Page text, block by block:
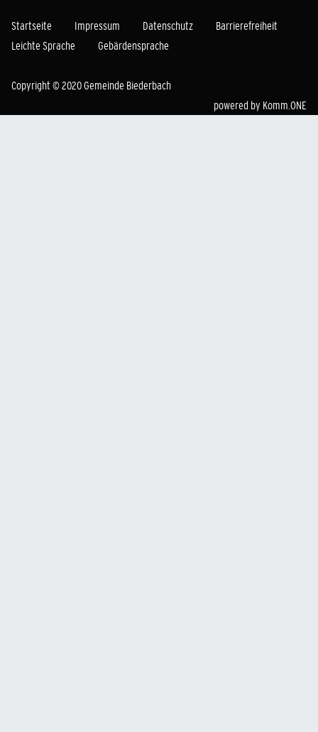
Startseite Impressum Datenschutz
Barrierefreiheit
Leichte Sprache
Gebärdensprache
Copyright © 2020 Gemeinde Biederbach
powered by Komm.ONE